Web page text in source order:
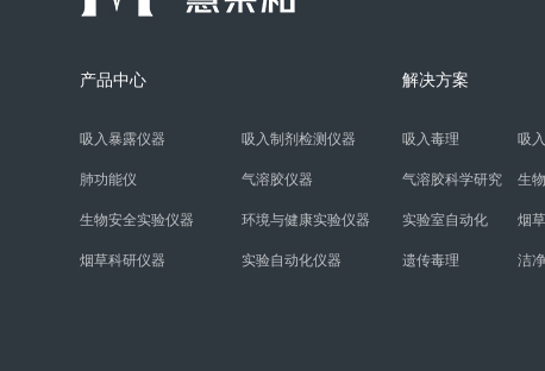
产品中心
吸入暴露仪器 吸入制剂检测仪器
肺功能仪 气溶胶仪器
生物安全实验仪器 环境与健康实验仪器
烟草科研仪器 实验自动化仪器
解决方案
吸入毒理 吸
气溶胶科学研究 生
实验室自动化 烟
遗传毒理 洁